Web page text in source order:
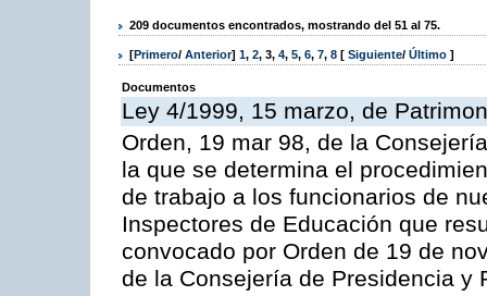
209 documentos encontrados, mostrando del 51 al 75.
[Primero/ Anterior] 1, 2, 3, 4, 5, 6, 7, 8 [ Siguiente/ Último ]
Documentos
Ley 4/1999, 15 marzo, de
Orden, 19 mar 98, de la
la que se determina el
de trabajo a los funcionarios de
Inspectores de Educación que
convocado por Orden de 19 de
de la Consejería de Presidencia y